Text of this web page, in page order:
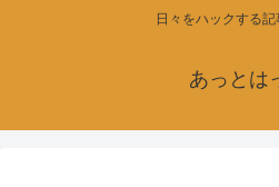
日々をハックする
あっとは